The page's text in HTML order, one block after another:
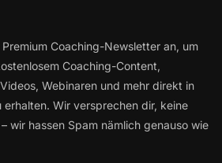
Coaching-Newsletter an, um
Coaching-Content,
Webinaren und mehr direkt in
Wir versprechen dir, keine
wir hassen Spam nämlich genauso wie